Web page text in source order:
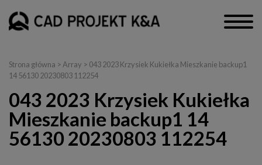
Strona główna > Array > 043 2023 Krzysiek Kukiełka Mieszkanie backup1
14 56130 20230803 112254
043 2023 Krzysiek Kukiełka
Mieszkanie backup1 14
56130 20230803 112254